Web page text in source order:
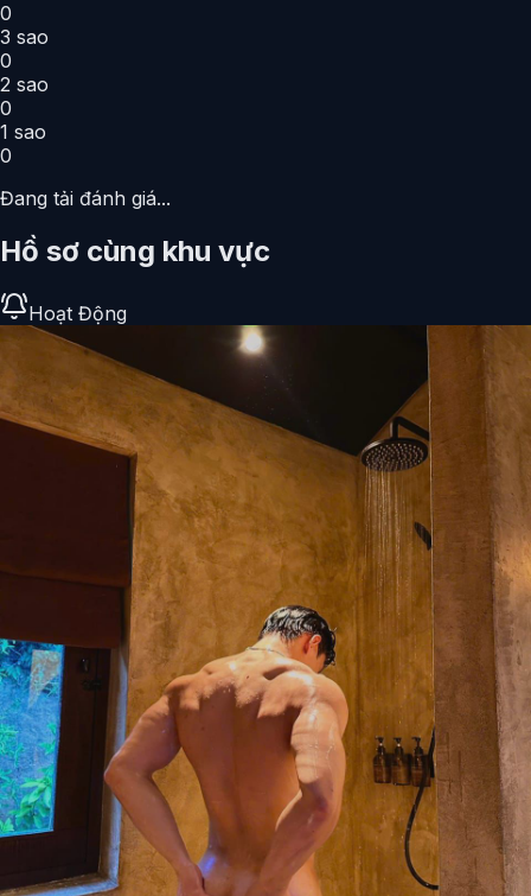
0
3 sao
0
2 sao
0
1 sao
0
Đang tải đánh giá...
Hồ sơ cùng khu vực
Hoạt Động